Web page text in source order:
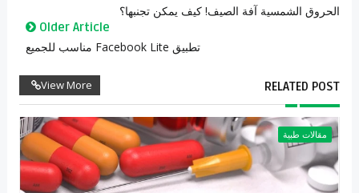
الحروق الشمسية آفة الصيف! كيف يمكن تجنبها؟
Older Article
تطبيق Facebook Lite مناسب للجميع
RELATED POST
View More
مقالات طبية